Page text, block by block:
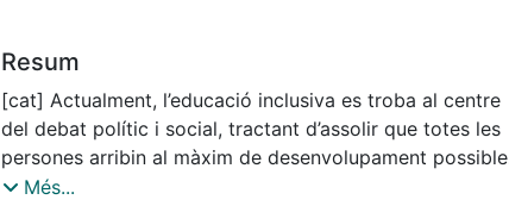
Resum
[cat] Actualment, l’educació inclusiva es troba al centre
del debat polític i social, tractant d’assolir que totes les
persones arribin al màxim de desenvolupament possible
de les seves capacitats socials, intel·lectuals, culturals o
Més...